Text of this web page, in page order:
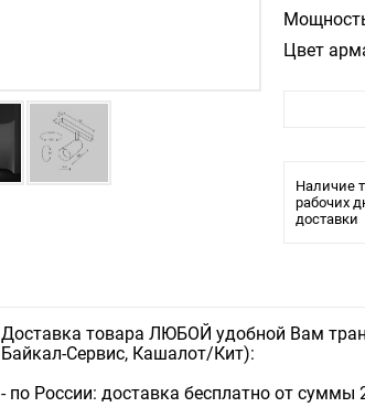
Цвет
Наличие
рабочих
доставки
Доставка товара ЛЮБОЙ удобной Вам
Байкал-Сервис, Кашалот/Кит):
- по России: доставка бесплатно от суммы